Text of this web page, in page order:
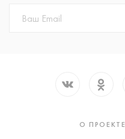
О ПРОЕКТЕ